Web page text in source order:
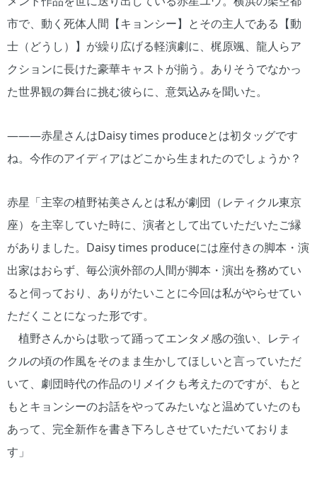
市で、動く死体人間【キョンシー】とその主人である【動
士（どうし）】が繰り広げる軽演劇に、梶原颯、龍人らア
クションに長けた豪華キャストが揃う。ありそうでなかっ
た世界観の舞台に挑む彼らに、意気込みを聞いた。
―――赤星さんはDaisy times produceとは初タッグです
ね。今作のアイディアはどこから生まれたのでしょうか？
赤星「主宰の植野祐美さんとは私が劇団（レティクル東京
座）を主宰していた時に、演者として出ていただいたご縁
がありました。Daisy times produceには座付きの脚本・演
出家はおらず、毎公演外部の人間が脚本・演出を務めてい
ると伺っており、ありがたいことに今回は私がやらせてい
ただくことになった形です。
植野さんからは歌って踊ってエンタメ感の強い、レティ
クルの頃の作風をそのまま生かしてほしいと言っていただ
いて、劇団時代の作品のリメイクも考えたのですが、もと
もとキョンシーのお話をやってみたいなと温めていたのも
あって、完全新作を書き下ろしさせていただいておりま
す」